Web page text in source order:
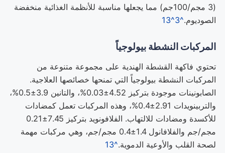
(3 مجم/100جم) مما يجعلها مناسبة للأنظمة الغذائية منخفضة
الصوديوم.^3
^13
المركبات النشطة بيولوجياً
تحتوي فاكهة القشطة الهندية على مجموعة متنوعة من
المركبات النشطة بيولوجياً التي تمنحها خصائصها العلاجية.
الصابونينات موجودة بتركيز 4.52±0.03%، والتانين 3.9±0.5%،
والتربينويدات 2.91±0.4%، وهذه المركبات تعمل كمضادات
للأكسدة ومضادات للالتهاب. الفلافونويد بتركيز 7.45±0.21
مجم/جم والفلافانول 1.4±0.4 مجم/جم، وهي مركبات مهمة
لصحة القلب والأوعية الدموية.^13